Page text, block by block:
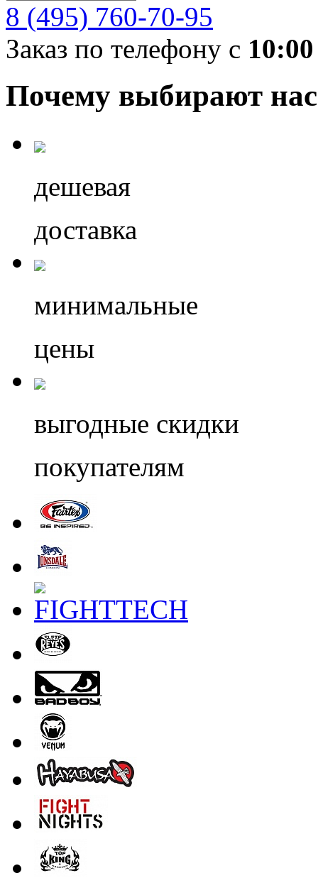
8 (495) 760-70-95
Заказ по телефону с 10:00
Почему выбирают нас
дешевая
доставка
минимальные
цены
выгодные скидки
покупателям